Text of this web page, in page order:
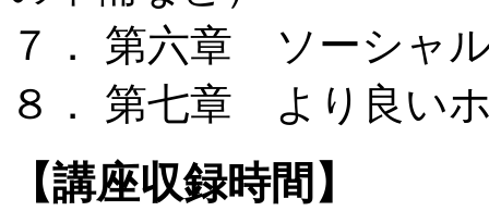
７． 第六章 ソーシャ
８． 第七章 より良い
【講座収録時間】